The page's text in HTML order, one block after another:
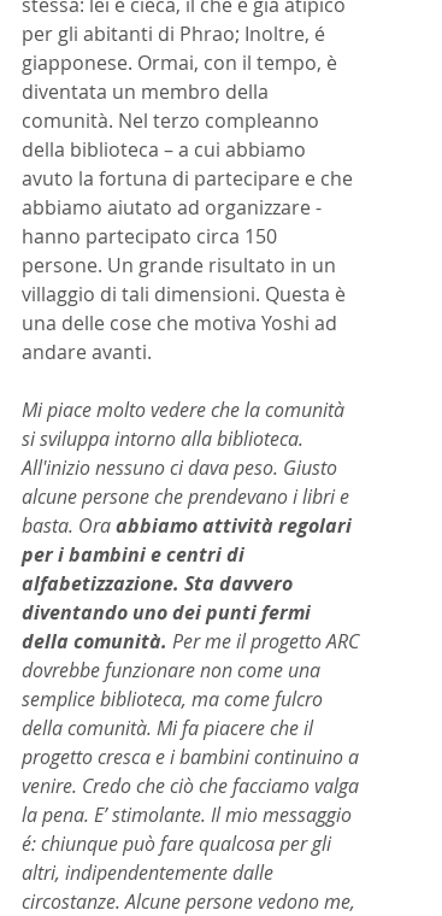
per gli abitanti di Phrao; Inoltre, é
giapponese. Ormai, con il tempo, è
diventata un membro della
comunità. Nel terzo compleanno
della biblioteca – a cui abbiamo
avuto la fortuna di partecipare e che
abbiamo aiutato ad organizzare -
hanno partecipato circa 150
persone. Un grande risultato in un
villaggio di tali dimensioni. Questa è
una delle cose che motiva Yoshi ad
andare avanti.
Mi piace molto vedere che la comunità
si sviluppa intorno alla biblioteca.
All'inizio nessuno ci dava peso. Giusto
alcune persone che prendevano i libri e
basta. Ora abbiamo attività regolari
per i bambini e centri di
alfabetizzazione. Sta davvero
diventando uno dei punti fermi
della comunità. Per me il progetto ARC
dovrebbe funzionare non come una
semplice biblioteca, ma come fulcro
della comunità. Mi fa piacere che il
progetto cresca e i bambini continuino a
venire. Credo che ciò che facciamo valga
la pena. E’ stimolante. Il mio messaggio
é: chiunque può fare qualcosa per gli
altri, indipendentemente dalle
circostanze. Alcune persone vedono me,